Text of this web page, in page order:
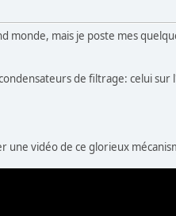
monde, mais je poste mes
de filtrage: celui
une vidéo de ce glorieux